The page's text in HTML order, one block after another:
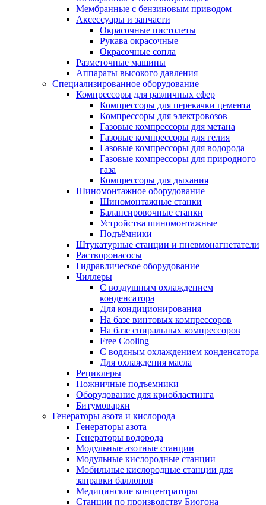
Мембранные с бензиновым приводом
Аксессуары и запчасти
Окрасочные пистолеты
Рукава окрасочные
Окрасочные сопла
Разметочные машины
Аппараты высокого давления
Специализированное оборудование
Компрессоры для различных сфер
Компрессоры для перекачки цемента
Компрессоры для электровозов
Газовые компрессоры для метана
Газовые компрессоры для гелия
Газовые компрессоры для водорода
Газовые компрессоры для природного
газа
Компрессоры для дыхания
Шиномонтажное оборудование
Шиномонтажные станки
Балансировочные станки
Устройства шиномонтажные
Подъёмники
Штукатурные станции и пневмонагнетатели
Растворонасосы
Гидравлическое оборудование
Чиллеры
С воздушным охлаждением
конденсатора
Для кондиционирования
На базе винтовых компрессоров
На базе спиральных компрессоров
Free Cooling
С водяным охлаждением конденсатора
Для охлаждения масла
Рециклеры
Ножничные подъемники
Оборудование для криобластинга
Битумоварки
Генераторы азота и кислорода
Генераторы азота
Генераторы водорода
Модульные азотные станции
Модульные кислородные станции
Мобильные кислородные станции для
заправки баллонов
Медицинские концентраторы
Станции по производству Биогона